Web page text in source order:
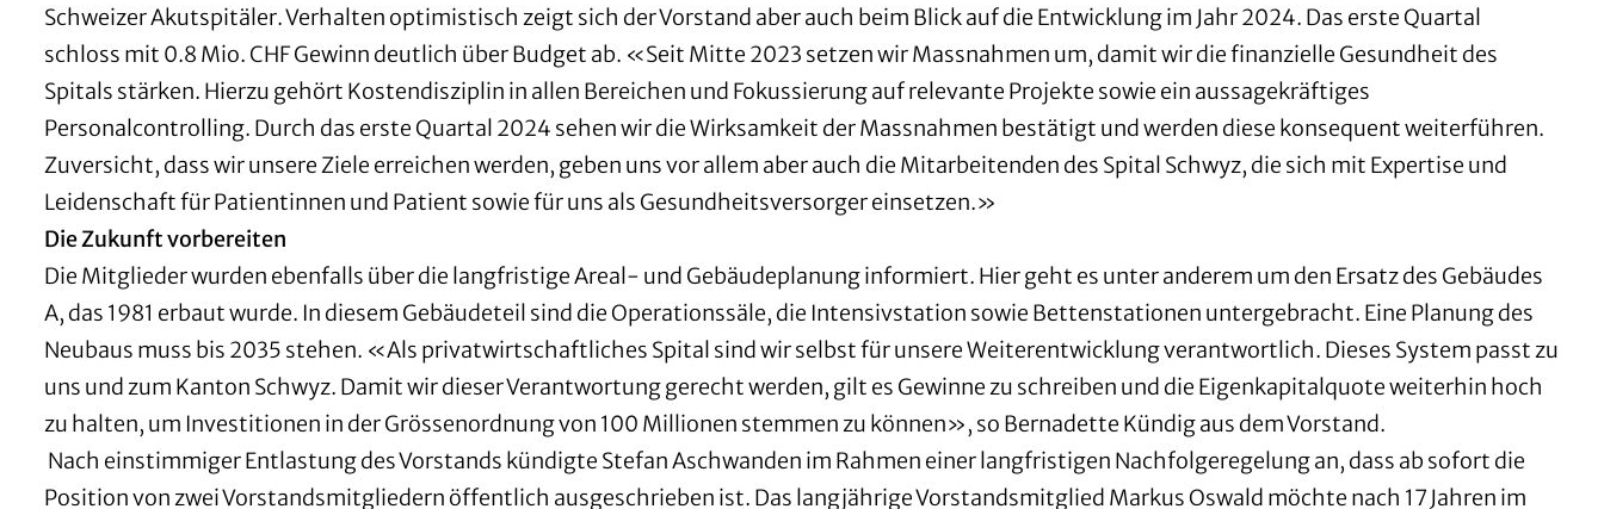
Schweizer Akutspitäler. Verhalten optimistisch zeigt sich der Vorstand aber auch beim Blick auf die Entwicklung im Jahr 2024. Das erste Quartal
schloss mit 0.8 Mio. CHF Gewinn deutlich über Budget ab. «Seit Mitte 2023 setzen wir Massnahmen um, damit wir die finanzielle Gesundheit des
Spitals stärken. Hierzu gehört Kostendisziplin in allen Bereichen und Fokussierung auf relevante Projekte sowie ein aussagekräftiges
Personalcontrolling. Durch das erste Quartal 2024 sehen wir die Wirksamkeit der Massnahmen bestätigt und werden diese konsequent weiterführen.
Zuversicht, dass wir unsere Ziele erreichen werden, geben uns vor allem aber auch die Mitarbeitenden des Spital Schwyz, die sich mit Expertise und
Leidenschaft für Patientinnen und Patient sowie für uns als Gesundheitsversorger einsetzen.»
Die Zukunft vorbereiten
Die Mitglieder wurden ebenfalls über die langfristige Areal- und Gebäudeplanung informiert. Hier geht es unter anderem um den Ersatz des Gebäudes
A, das 1981 erbaut wurde. In diesem Gebäudeteil sind die Operationssäle, die Intensivstation sowie Bettenstationen untergebracht. Eine Planung des
Neubaus muss bis 2035 stehen. «Als privatwirtschaftliches Spital sind wir selbst für unsere Weiterentwicklung verantwortlich. Dieses System passt zu
uns und zum Kanton Schwyz. Damit wir dieser Verantwortung gerecht werden, gilt es Gewinne zu schreiben und die Eigenkapitalquote weiterhin hoch
zu halten, um Investitionen in der Grössenordnung von 100 Millionen stemmen zu können», so Bernadette Kündig aus dem Vorstand.
Nach einstimmiger Entlastung des Vorstands kündigte Stefan Aschwanden im Rahmen einer langfristigen Nachfolgeregelung an, dass ab sofort die
Position von zwei Vorstandsmitgliedern öffentlich ausgeschrieben ist. Das langjährige Vorstandsmitglied Markus Oswald möchte nach 17 Jahren im